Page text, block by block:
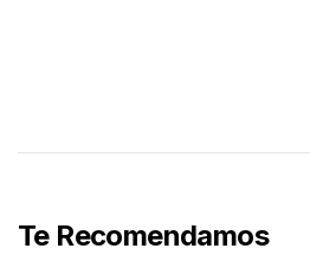
Te Recomendamos